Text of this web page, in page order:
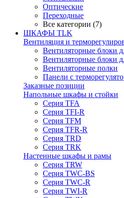
Оптические
Переходные
Все категории (7)
ШКАФЫ TLK
Вентиляция и
Вентиляторные блоки
Вентиляторные блоки
Вентиляторные полки
Панели с
Заказные позиции
Напольные шкафы и стойки
Серия TFA
Серия TFI-R
Серия TFM
Серия TFR-R
Серия TRD
Серия TRK
Настенные шкафы и рамы
Серия TRW
Серия TWC-BS
Серия TWC-R
Серия TWI-R